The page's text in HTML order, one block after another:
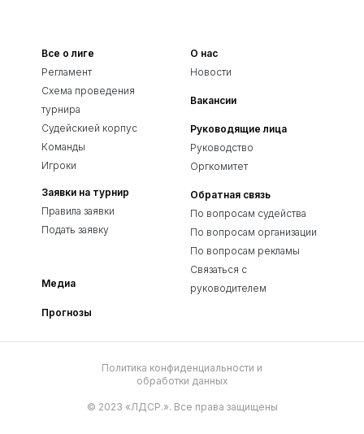
Все о лиге
Регламент
Схема проведения
турнира
Судейскией корпус
Команды
Игроки
Заявки на турнир
Правила заявки
Подать заявку
Медиа
Прогнозы
О нас
Новости
Вакансии
Руководящие лица
Руководство
Оргкомитет
Обратная связь
По вопросам судейства
По вопросам организации
По вопросам рекламы
Связаться с
руководителем
Политика конфиденциальности и
обработки данных
© 2023 «ЛДСР.». Все права защищены